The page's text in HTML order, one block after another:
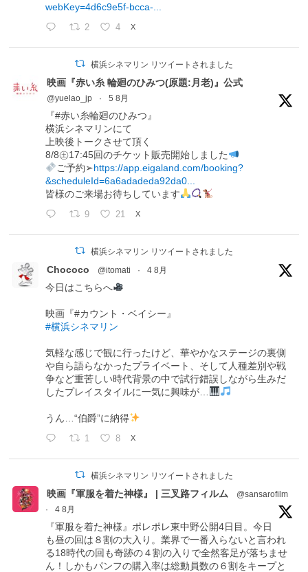
webKey=4d6c9e5f-bcca-...
2 4 X
横浜シネマリン リツイートされました
映画『赤い糸 輪廻のひみつ(原題:月老)』公式
@yuelao_jp · 5 8月
『#赤い糸輪廻のひみつ』
横浜シネマリンにて
上映後トークさせて頂く
8/8㊏17:45回のチケット販売開始しました
ご予約➢https://app.eigaland.com/booking?
&scheduleId=6a6adadeda92da0...
皆様のご来場お待ちしています
9 21 X
横浜シネマリン リツイートされました
Chococo @itomati · 4 8月
今日はこちらへ
映画『#カウント・ベイシー』
#横浜シネマリン
気軽な感じで観に行ったけど、華やかなステージの裏側
や自ら語らなかったプライベート、そして人種差別や戦
争など重苦しい時代背景の中で試行錯誤しながら生みだ
したプレイスタイルに一気に興味が…
うん…“伯爵”に納得
1 8 X
横浜シネマリン リツイートされました
映画『軍服を着た神様』 | 三叉路フィルム
@sansarofilm
·
4 8月
『軍服を着た神様』ポレポレ東中野公開4日目。今日
も昼の回は８割の大入り。業界で一番入らないと言われ
る18時代の回も奇跡の４割の入りで全然客足が落ちませ
ん！しかもパンフの購入率は総動員数の６割をキープと